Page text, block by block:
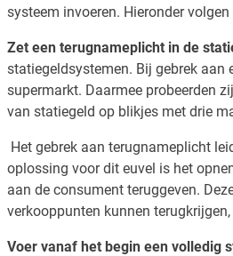
systeem invoeren. Hieronder
Zet een terugnameplicht in de
statiegeldsystemen. Bij gebrek aan
supermarkt. Daarmee probeerden
van statiegeld op blikjes met drie
Het gebrek aan terugnameplicht
oplossing voor dit euvel is het
aan de consument teruggeven.
verkooppunten kunnen
Voer vanaf het begin een volledig